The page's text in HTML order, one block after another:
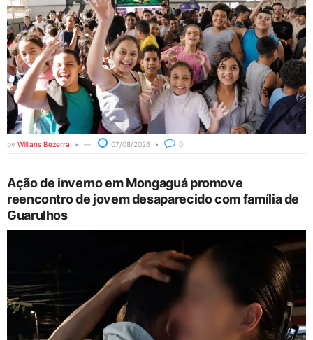
by Willians Bezerra 07/08/2026 0
Ação de inverno em Mongaguá promove
reencontro de jovem desaparecido com família de
Guarulhos